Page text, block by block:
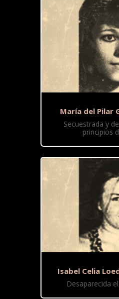
María del Pilar
Secuestrada y
principios
Isabel Celia
Desaparecida